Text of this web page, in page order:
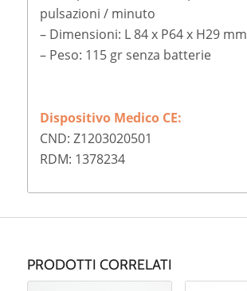
pulsazioni / minuto
– Dimensioni: L 84 x P64 x H29 mm
– Peso: 115 gr senza batterie
Dispositivo Medico CE:
CND: Z1203020501
RDM: 1378234
PRODOTTI CORRELATI